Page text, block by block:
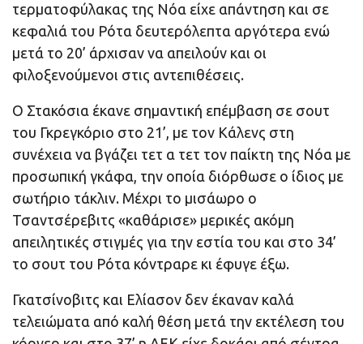
τερματοφύλακας της Νόα είχε απάντηση και σε
κεφαλιά του Ρότα δευτερόλεπτα αργότερα ενώ
μετά το 20’ άρχισαν να απειλούν και οι
φιλοξενούμενοι στις αντεπιθέσεις.
Ο Στακόσια έκανε σημαντική επέμβαση σε σουτ
του Γκρεγκόριο στο 21’, με τον Κάλενς στη
συνέχεια να βγάζει τετ α τετ τον παίκτη της Νόα με
προσωπική γκάφα, την οποία διόρθωσε ο ίδιος με
σωτήριο τάκλιν. Μέχρι το μισάωρο ο
Τσαντσέρεβιτς «καθάρισε» μερικές ακόμη
απειλητικές στιγμές για την εστία του και στο 34’
το σουτ του Ρότα κόντραρε κι έφυγε έξω.
Γκατσίνοβιτς και Ελίασον δεν έκαναν καλά
τελειώματα από καλή θέση μετά την εκτέλεση του